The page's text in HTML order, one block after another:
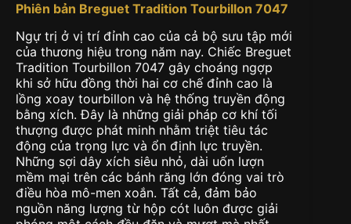
Phiên bản Breguet Tradition Tourbillon 7047
Ngự trị ở vị trí đỉnh cao của cả bộ sưu tập mới
của thương hiệu trong năm nay. Chiếc Breguet
Tradition Tourbillon 7047 gây choáng ngợp
khi sở hữu đồng thời hai cơ chế đỉnh cao là
lồng xoay tourbillon và hệ thống truyền động
bằng xích. Đây là những giải pháp cơ khí tối
thượng được phát minh nhằm triệt tiêu tác
động của trọng lực và ổn định lực truyền.
Những sợi dây xích siêu nhỏ, dài uốn lượn
mềm mại trên các bánh răng lớn đóng vai trò
điều hòa mô-men xoắn. Tất cả, đảm bảo
nguồn năng lượng từ hộp cót luôn được giải